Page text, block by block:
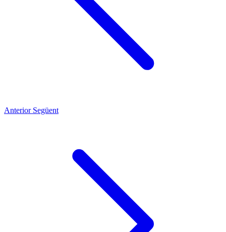
Anterior Següent